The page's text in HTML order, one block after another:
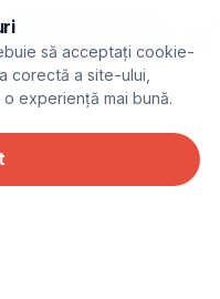
Programare online
să acceptați cookie-
corectă a site-ului,
experiență mai bună.